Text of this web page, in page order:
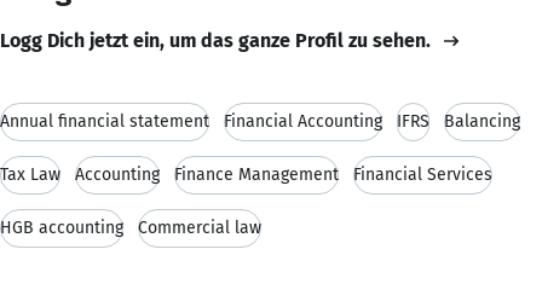
Logg Dich jetzt ein, um das ganze Profil zu sehen.
Annual financial statement Financial Accounting IFRS Balancing
Tax Law Accounting Finance Management Financial Services
HGB accounting Commercial law